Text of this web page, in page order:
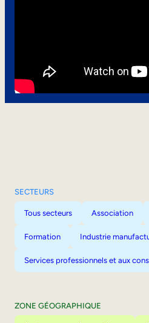
SECTEURS
Tous secteurs Association
Formation Industrie
Services professionnels et aux
ZONE GÉOGRAPHIQUE